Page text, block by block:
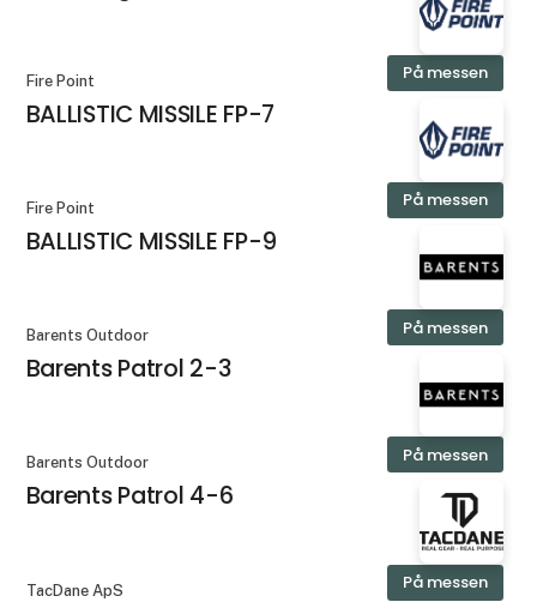
På messen
Fire Point
BALLISTIC MISSILE FP-7
På messen
Fire Point
BALLISTIC MISSILE FP-9
På messen
Barents Outdoor
Barents Patrol 2-3
På messen
Barents Outdoor
Barents Patrol 4-6
På messen
TacDane ApS